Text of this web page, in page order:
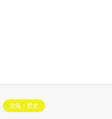
文化・歴史